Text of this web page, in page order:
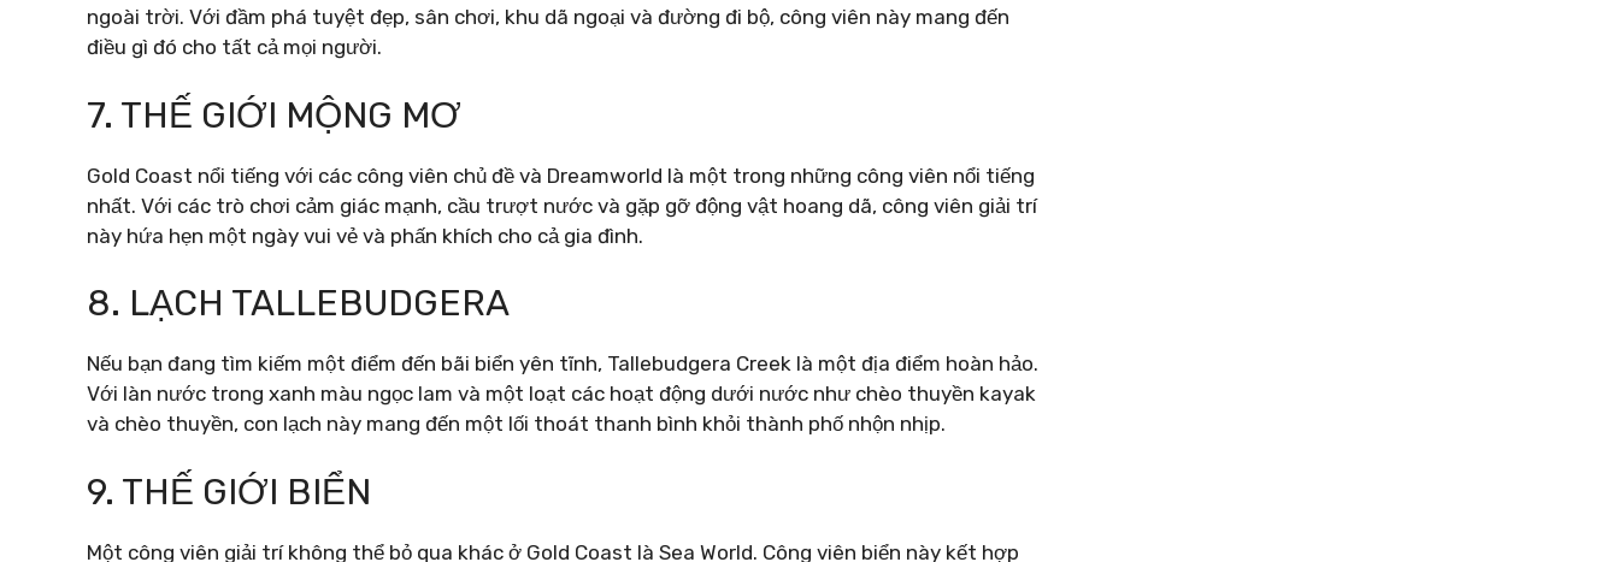
ngoài trời. Với đầm phá tuyệt đẹp, sân chơi, khu dã ngoại và đường đi bộ, công viên này mang đến
điều gì đó cho tất cả mọi người.
7. THẾ GIỚI MỘNG MƠ
Gold Coast nổi tiếng với các công viên chủ đề và Dreamworld là một trong những công viên nổi tiếng
nhất. Với các trò chơi cảm giác mạnh, cầu trượt nước và gặp gỡ động vật hoang dã, công viên giải trí
này hứa hẹn một ngày vui vẻ và phấn khích cho cả gia đình.
8. LẠCH TALLEBUDGERA
Nếu bạn đang tìm kiếm một điểm đến bãi biển yên tĩnh, Tallebudgera Creek là một địa điểm hoàn hảo.
Với làn nước trong xanh màu ngọc lam và một loạt các hoạt động dưới nước như chèo thuyền kayak
và chèo thuyền, con lạch này mang đến một lối thoát thanh bình khỏi thành phố nhộn nhịp.
9. THẾ GIỚI BIỂN
Một công viên giải trí không thể bỏ qua khác ở Gold Coast là Sea World. Công viên biển này kết hợp